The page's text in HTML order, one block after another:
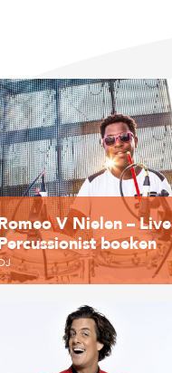
V Nielen – Live
boeken